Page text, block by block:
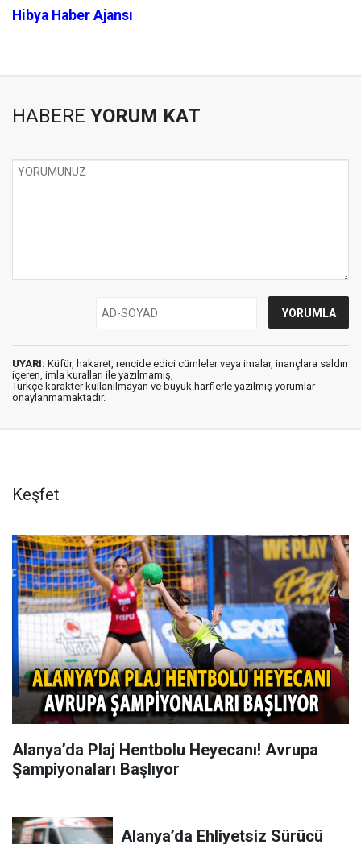
Hibya Haber Ajansı
HABERE YORUM KAT
UYARI: Küfür, hakaret, rencide edici cümleler veya imalar, inançlara saldırı
içeren, imla kuralları ile yazılmamış,
Türkçe karakter kullanılmayan ve büyük harflerle yazılmış yorumlar
onaylanmamaktadır.
Keşfet
Alanya’da Plaj Hentbolu Heyecanı! Avrupa
Şampiyonaları Başlıyor
Alanya’da Ehliyetsiz Sürücü